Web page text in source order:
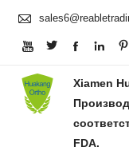

    
Xiamen
FDA.